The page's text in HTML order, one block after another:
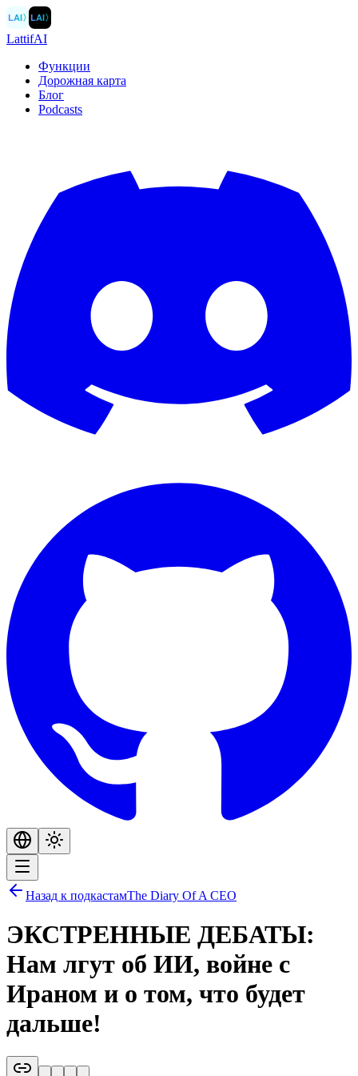
LAI〉LAI〉
LattifAI
Функции
Дорожная карта
Блог
Podcasts
Назад к подкастамThe Diary Of A CEO
ЭКСТРЕННЫЕ ДЕБАТЫ:
Нам лгут об ИИ, войне с
Ираном и о том, что будет
дальше!